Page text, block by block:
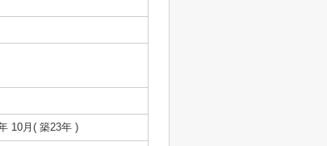
10月( 築23年 )